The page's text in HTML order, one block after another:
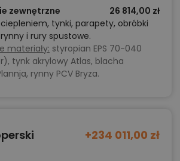
zewnętrzne
26 814,00 zł
tynki, parapety, obróbki
i rury spustowe.
materiały: styropian EPS 70-040
tynk akrylowy Atlas, blacha
rynny PCV Bryza.
+234 011,00 zł